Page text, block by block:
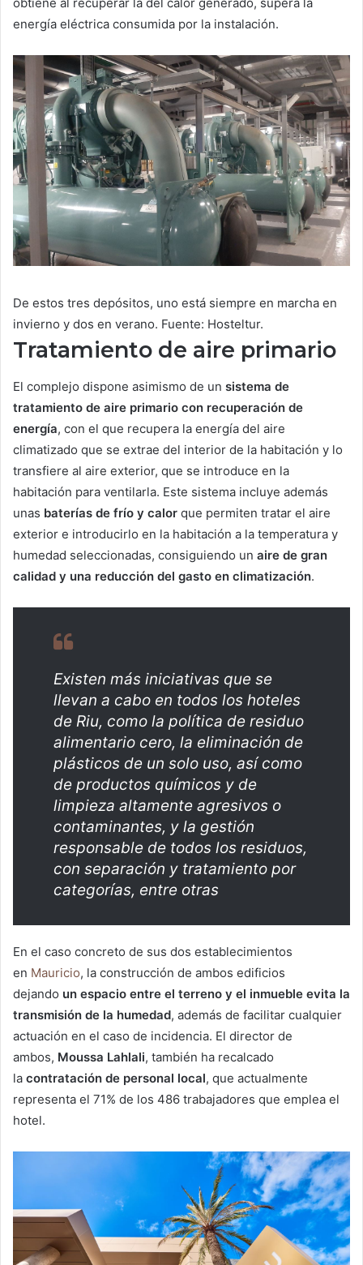
energía eléctrica consumida por la instalación.
De estos tres depósitos, uno está siempre en marcha en
invierno y dos en verano. Fuente: Hosteltur.
Tratamiento de aire primario
El complejo dispone asimismo de un sistema de
tratamiento de aire primario con recuperación de
energía, con el que recupera la energía del aire
climatizado que se extrae del interior de la habitación y lo
transfiere al aire exterior, que se introduce en la
habitación para ventilarla. Este sistema incluye además
unas baterías de frío y calor que permiten tratar el aire
exterior e introducirlo en la habitación a la temperatura y
humedad seleccionadas, consiguiendo un aire de gran
calidad y una reducción del gasto en climatización.
Existen más iniciativas que se
llevan a cabo en todos los hoteles
de Riu, como la política de residuo
alimentario cero, la eliminación de
plásticos de un solo uso, así como
de productos químicos y de
limpieza altamente agresivos o
contaminantes, y la gestión
responsable de todos los residuos,
con separación y tratamiento por
categorías, entre otras
En el caso concreto de sus dos establecimientos
en Mauricio, la construcción de ambos edificios
dejando un espacio entre el terreno y el inmueble evita la
transmisión de la humedad, además de facilitar cualquier
actuación en el caso de incidencia. El director de
ambos, Moussa Lahlali, también ha recalcado
la contratación de personal local, que actualmente
representa el 71% de los 486 trabajadores que emplea el
hotel.